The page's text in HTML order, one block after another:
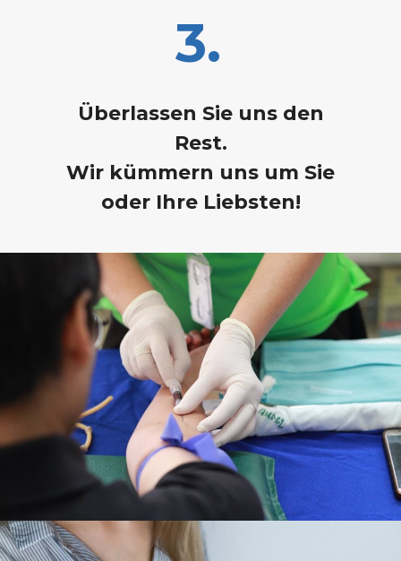
3.
Überlassen Sie uns den
Rest.
Wir kümmern uns um Sie
oder Ihre Liebsten!